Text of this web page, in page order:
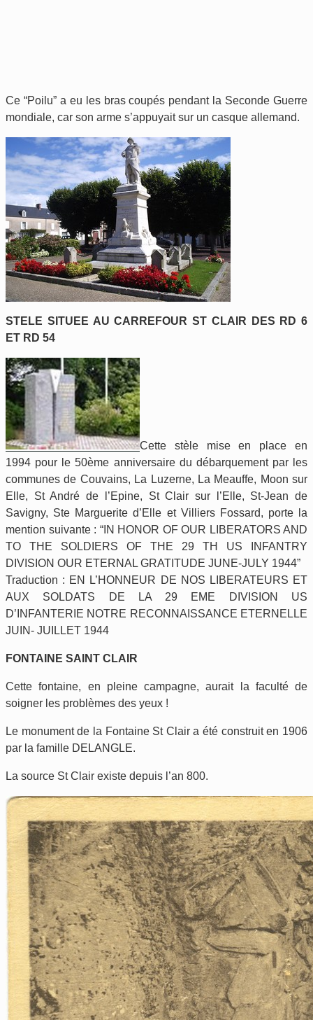
Ce “Poilu” a eu les bras coupés pendant la Seconde Guerre
mondiale, car son arme s’appuyait sur un casque allemand.
STELE SITUEE AU CARREFOUR ST CLAIR DES RD 6
ET RD 54
Cette stèle mise en place en
1994 pour le 50ème anniversaire du débarquement par les
communes de Couvains, La Luzerne, La Meauffe, Moon sur
Elle, St André de l’Epine, St Clair sur l’Elle, St-Jean de
Savigny, Ste Marguerite d’Elle et Villiers Fossard, porte la
mention suivante : “IN HONOR OF OUR LIBERATORS AND
TO THE SOLDIERS OF THE 29 TH US INFANTRY
DIVISION OUR ETERNAL GRATITUDE JUNE-JULY 1944”
Traduction : EN L’HONNEUR DE NOS LIBERATEURS ET
AUX SOLDATS DE LA 29 EME DIVISION US
D’INFANTERIE NOTRE RECONNAISSANCE ETERNELLE
JUIN- JUILLET 1944
FONTAINE SAINT CLAIR
Cette fontaine, en pleine campagne, aurait la faculté de
soigner les problèmes des yeux !
Le monument de la Fontaine St Clair a été construit en 1906
par la famille DELANGLE.
La source St Clair existe depuis l’an 800.